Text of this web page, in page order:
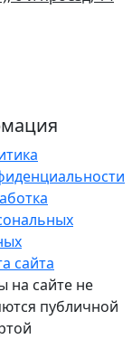
сайта
на сайте не
публичной